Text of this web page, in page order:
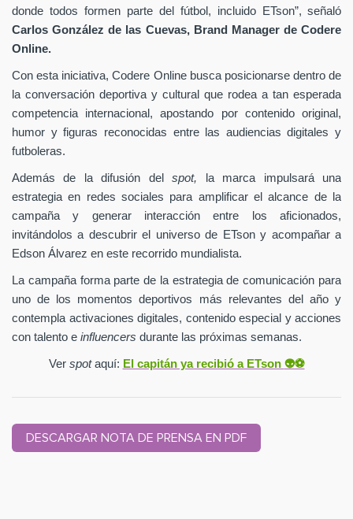
donde todos formen parte del fútbol, incluido ETson”, señaló
Carlos González de las Cuevas, Brand Manager de Codere
Online.
Con esta iniciativa, Codere Online busca posicionarse dentro de
la conversación deportiva y cultural que rodea a tan esperada
competencia internacional, apostando por contenido original,
humor y figuras reconocidas entre las audiencias digitales y
futboleras.
Además de la difusión delspot,
la marca impulsará una
estrategia en redes sociales para amplificar el alcance de la
campaña y generar interacción entre los aficionados,
invitándolos a descubrir el universo de ETson y acompañar a
Edson Álvarez en este recorrido mundialista.
La campaña forma parte de la estrategia de comunicación para
uno de los momentos deportivos más relevantes del año y
contempla activaciones digitales, contenido especial y acciones
con talento e influencers durante las próximas semanas.
Ver spotaquí: El capitán ya recibió a ETson 👽⚽️
DESCARGAR NOTA DE PRENSA EN PDF